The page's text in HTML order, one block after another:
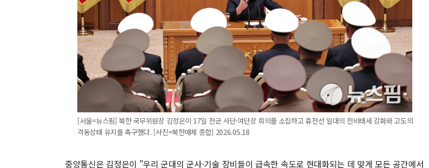
[서울=뉴스핌] 북한 국무위원장 김정은이 17일 전군 사단·여단장 회의를 소집하고 휴전선 일대의 전비태세 강화와 고도의
격동상태 유지를 촉구했다. [사진=북한매체 종합] 2026.05.18
중앙통신은 김정은이 "우리 군대의 군사·기술 장비들이 급속한 속도로 현대화되는 데 맞게 모든 공간에서